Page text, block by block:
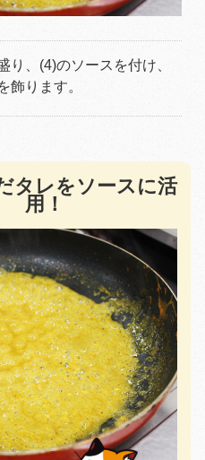
り、(4)のソースを付け、
飾ります。
タレをソースに活
用！